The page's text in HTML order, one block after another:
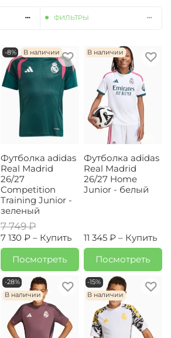
ФИЛЬТРЫ
-8% В наличии
Футболка adidas
Real Madrid
26/27
Competition
Training Junior -
зеленый
7 749 ₽
7 130 ₽ – Купить
Посмотреть
В наличии
Футболка adidas
Real Madrid
26/27 Home
Junior - белый
11 345 ₽ – Купить
Посмотреть
-28%
В наличии
-15%
В наличии